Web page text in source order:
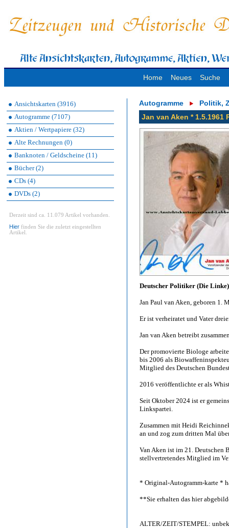
Home Neues Suche
Ansichtskarten (3916)
Autogramme (7107)
Aktien / Wertpapiere (32)
Alte Rechnungen (0)
Banknoten / Geldscheine (11)
Bücher (2)
CDs (4)
DVDs (2)
Derzeit sind ca. 11.079 Artikel vorhanden.
Hier finden Sie die zuletzt eingestellten
Artikel.
Autogramme
Politik,
Jan van Aken * 1.5.1961
Deutscher Politiker (Die Linke)
Jan Paul van Aken, geboren 1.
Er ist verheiratet und Vater
Jan van Aken betreibt
Der promovierte Biologe
bis 2006 als
Mitglied des Deutschen
2016 veröffentlichte er als
Seit Oktober 2024 ist er
Linkspartei.
Zusammen mit Heidi
an und zog zum dritten Mal
Van Aken ist im 21. Deutschen
stellvertretendes Mitglied im
* Original-Autogramm-karte *
**Sie erhalten das hier
ALTER/ZEIT/STEMPEL: